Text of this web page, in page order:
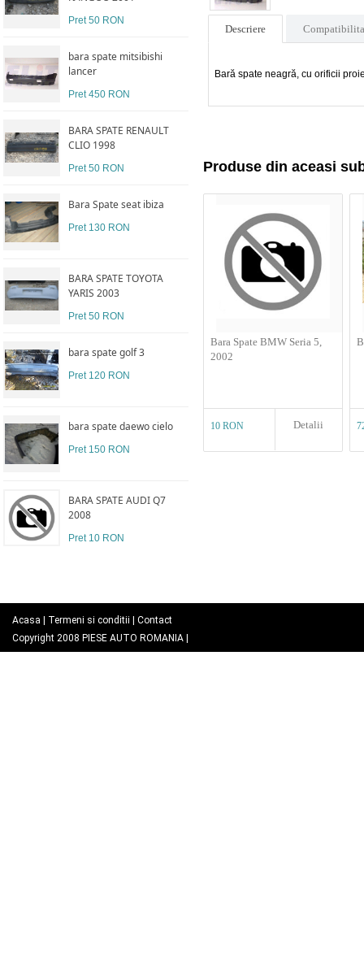
Pret 50 RON
bara spate mitsibishi
lancer
Pret 450 RON
BARA SPATE RENAULT
CLIO 1998
Pret 50 RON
Bara Spate seat ibiza
Pret 130 RON
BARA SPATE TOYOTA
YARIS 2003
Pret 50 RON
bara spate golf 3
Pret 120 RON
bara spate daewo cielo
Pret 150 RON
BARA SPATE AUDI Q7
2008
Pret 10 RON
Descriere
Bară spate neagră, cu orificii
Produse din aceasi
Bara Spate BMW Seria 5,
2002
10 RON Detalii
Acasa Termeni si conditii
Contact
Copyright 2008 PIESE AUTO ROMANIA